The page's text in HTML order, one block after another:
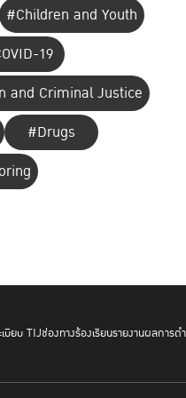
#Children and Youth
19
and Criminal Justice
#Drugs
บียบ TIJช่องทางร้องเรียนรายงานผลการด